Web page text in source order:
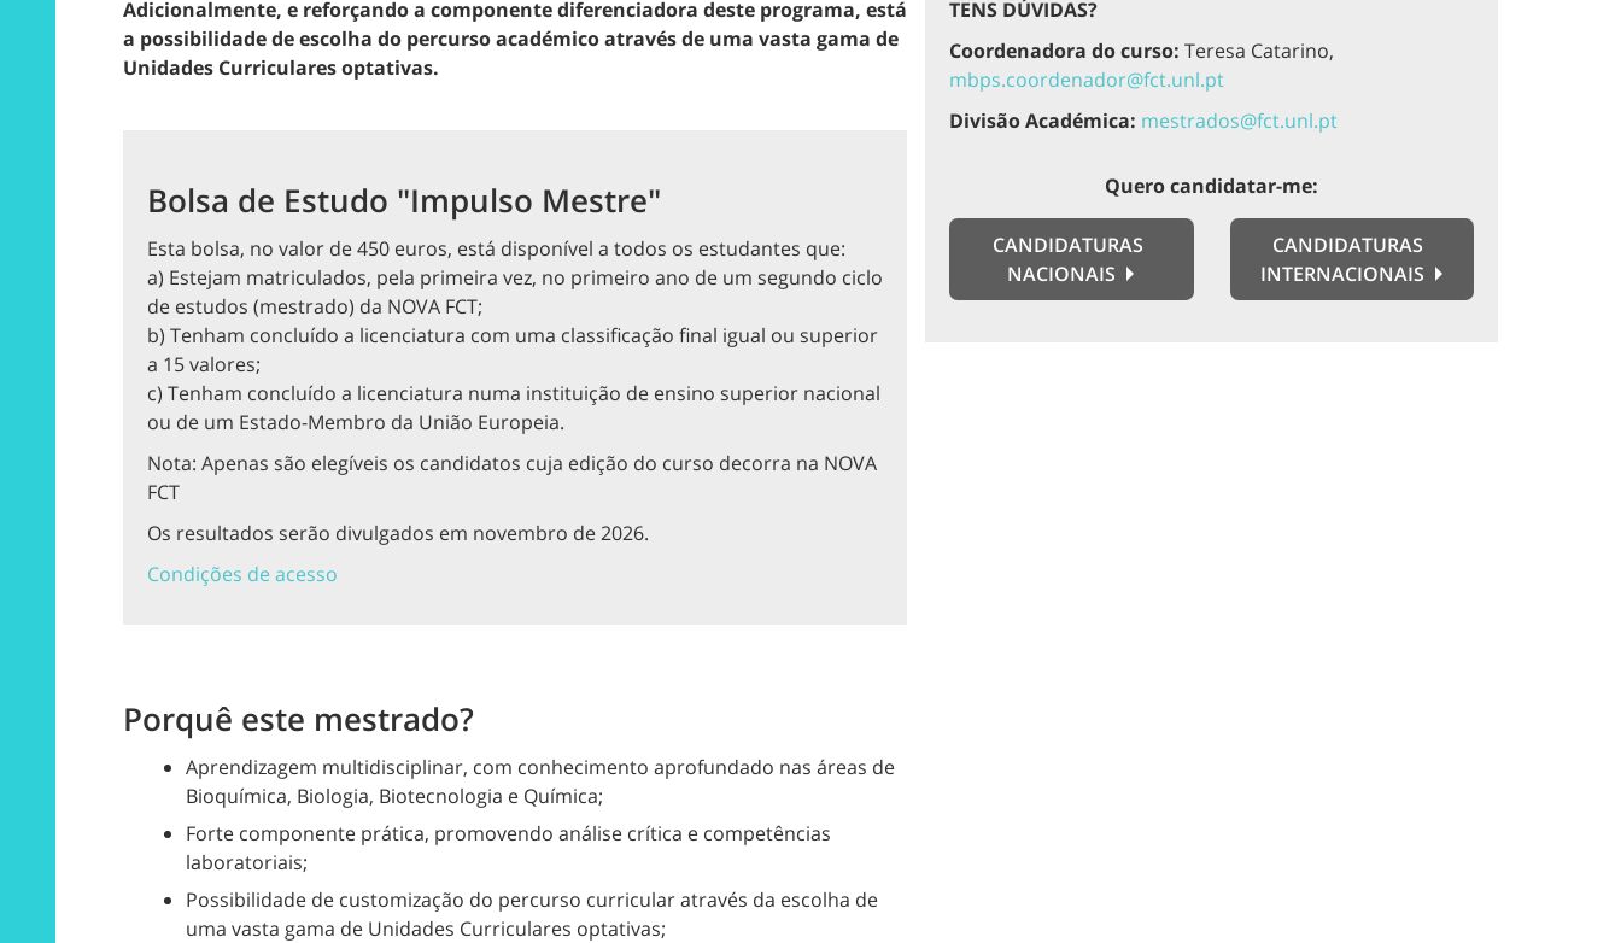
Adicionalmente, e reforçando a componente diferenciadora deste programa, está
a possibilidade de escolha do percurso académico através de uma vasta gama de
Unidades Curriculares optativas.
Bolsa de Estudo "Impulso Mestre"
Esta bolsa, no valor de 450 euros, está disponível a todos os estudantes que:
a) Estejam matriculados, pela primeira vez, no primeiro ano de um segundo ciclo
de estudos (mestrado) da NOVA FCT;
b) Tenham concluído a licenciatura com uma classificação final igual ou superior
a 15 valores;
c) Tenham concluído a licenciatura numa instituição de ensino superior nacional
ou de um Estado-Membro da União Europeia.
Nota: Apenas são elegíveis os candidatos cuja edição do curso decorra na NOVA
FCT
Os resultados serão divulgados em novembro de 2026.
Condições de acesso
Porquê este mestrado?
Aprendizagem multidisciplinar, com conhecimento aprofundado nas áreas de
Bioquímica, Biologia, Biotecnologia e Química;
Forte componente prática, promovendo análise crítica e competências
laboratoriais;
Possibilidade de customização do percurso curricular através da escolha de
uma vasta gama de Unidades Curriculares optativas;
TENS DÚVIDAS?
Coordenadora do curso: Teresa Catarino,
mbps.coordenador@fct.unl.pt
Divisão Académica: mestrados@fct.unl.pt
Quero candidatar-me:
CANDIDATURAS
NACIONAIS
CANDIDATURAS
INTERNACIONAIS